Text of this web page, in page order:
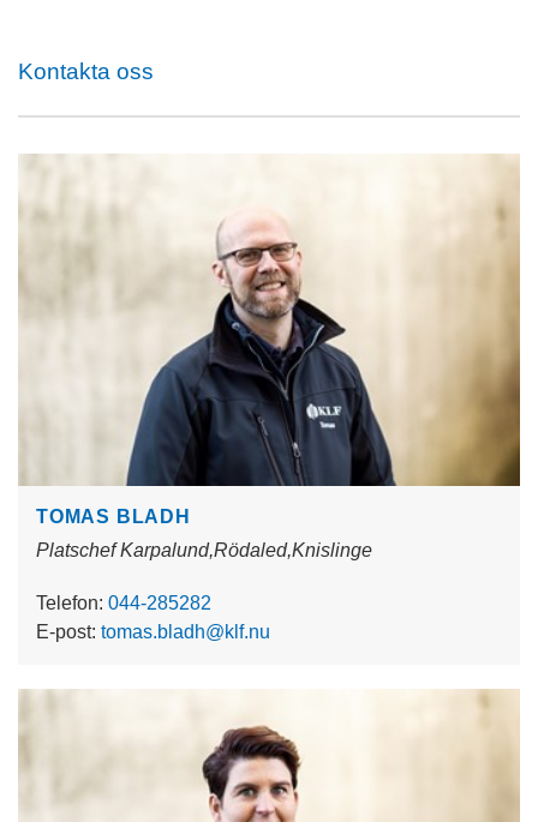
Kontakta oss
TOMAS BLADH
Platschef Karpalund,Rödaled,Knislinge
Telefon: 044-285282
E-post: tomas.bladh@klf.nu